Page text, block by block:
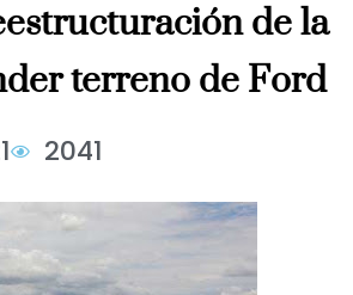
de la
terreno de Ford
2041